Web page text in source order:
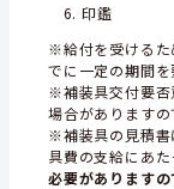
印鑑
※給付を受けるた
でに一定の期間を
※補装具交付要否
場合がありますの
※補装具の見積書
具費の支給にあ
必要がありますの